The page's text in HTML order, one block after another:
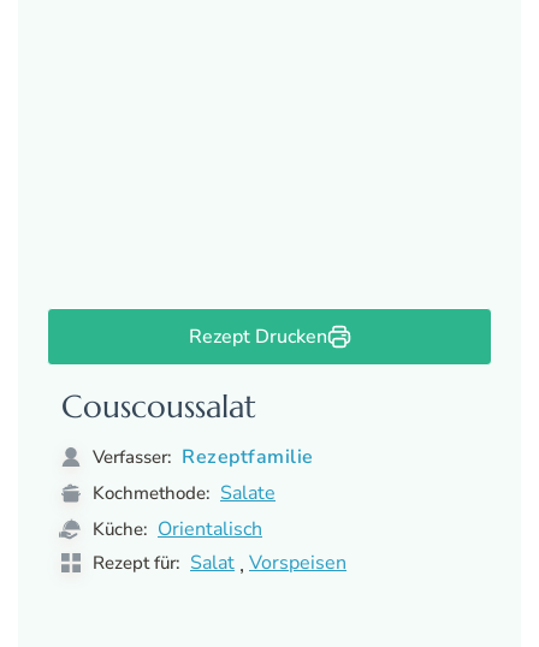
Rezept Drucken
Couscoussalat
Verfasser: Rezeptfamilie
Kochmethode: Salate
Küche: Orientalisch
Rezept für: Salat , Vorspeisen